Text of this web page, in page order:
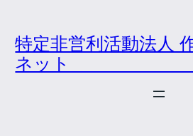
容
を
ス
特定非営利活動法人
ネッ